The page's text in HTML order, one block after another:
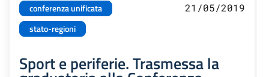
conferenza unificata
stato-regioni
21/05/2019
Sport e periferie. Trasmessa la